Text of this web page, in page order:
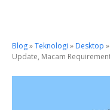
Blog»Teknologi » Desktop »
Update, Macam